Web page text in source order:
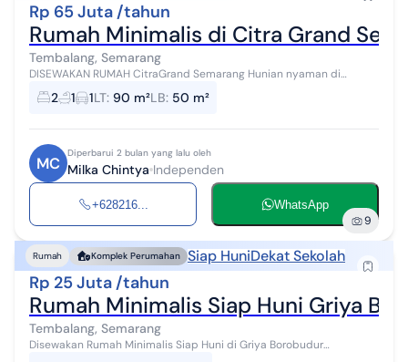
Rp 65 Juta /tahun
Rumah Minimalis di Citra Grand
Tembalang, Semarang
DISEWAKAN RUMAH CitraGrand Semarang Hunian nyaman di
kawasan premium Semarang. Cocok untuk keluarga, ekspatriat,
maupun profesional. ✅ Keamanan 2...
2 1 1LT: 90 m²LB: 50 m²
MC
Diperbarui 2 bulan yang lalu oleh
Milka Chintya Independen
+628216... WhatsApp
9
Rumah Komplek Perumahan Siap HuniDekat Sekolah
Rp 25 Juta /tahun
Rumah Minimalis Siap Huni Griya
Tembalang, Semarang
Disewakan Rumah Minimalis Siap Huni di Griya Borobudur